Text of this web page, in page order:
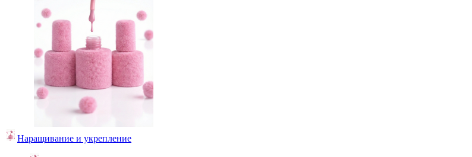
Наращивание и укрепление